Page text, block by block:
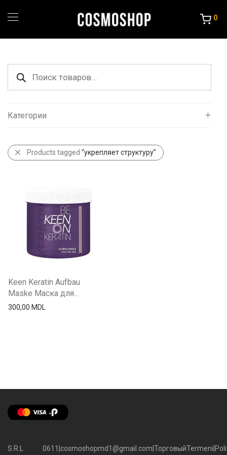
0
Поиск
товаров
Категории
Все
Уход за волосами
Уход и стайлинг
Другие товары
Products tagged “укрепляет структуру”
Keen Keratin Aufbau
Maske Маска для...
300,00 MDL
S.R.L 0611 cosmoshopmd1@gmail.com ТорговыйTermeni